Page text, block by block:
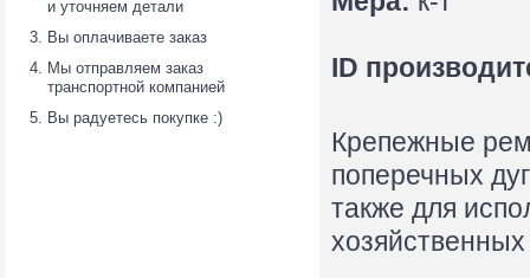
и уточняем детали
Вы оплачиваете заказ
Мы отправляем заказ
транспортной компанией
Вы радуетесь покупке :)
ID
Крепежные
поперечных
также для